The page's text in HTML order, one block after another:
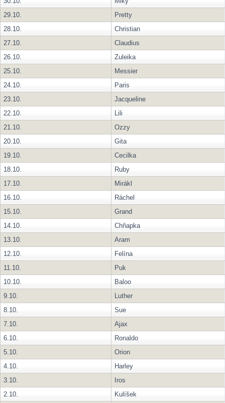
29.10.
Pretty
28.10.
Christian
27.10.
Claudius
26.10.
Zuleika
25.10.
Messier
24.10.
Paris
23.10.
Jacqueline
22.10.
Lili
21.10.
Ozzy
20.10.
Gita
19.10.
Cecilka
18.10.
Ruby
17.10.
Mirákl
16.10.
Ráchel
15.10.
Grand
14.10.
Chňapka
13.10.
Aram
12.10.
Felína
11.10.
Puk
10.10.
Baloo
9.10.
Luther
8.10.
Sue
7.10.
Ajax
6.10.
Ronaldo
5.10.
Orion
4.10.
Harley
3.10.
Iros
2.10.
Kulíšek